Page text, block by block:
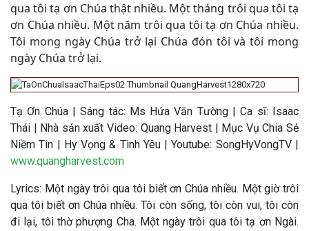
qua tôi tạ ơn Chúa thật nhiều. Một tháng trôi qua tôi tạ
ơn Chúa nhiều. Một năm trôi qua tôi tạ ơn Chúa nhiều.
Tôi mong ngày Chúa trở lại Chúa đón tôi và tôi mong
ngày Chúa trở lại.
Tạ Ơn Chúa | Sáng tác: Ms Hứa Văn Tường | Ca sĩ: Isaac
Thái | Nhà sản xuất Video: Quang Harvest | Mục Vụ Chia Sẻ
Niềm Tin | Hy Vọng & Tình Yêu | Youtube: SongHyVongTV |
www.quangharvest.com
Lyrics: Một ngày trôi qua tôi biết ơn Chúa nhiều. Một giờ trôi
qua tôi biết ơn Chúa nhiều. Tôi còn sống, tôi còn vui, tôi còn
đi lại, tôi thờ phượng Cha. Một ngày trôi qua tôi tạ ơn Ngài.